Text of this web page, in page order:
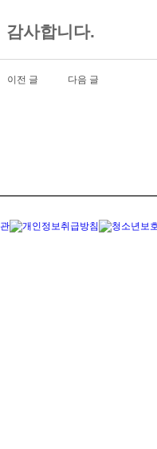
감사합니다.
이전 글 다음 글